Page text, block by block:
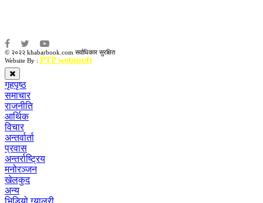
© २०२२ khabarbook.com सर्वाधिकार सुरक्षित
Website By : PTP webnsoft
गृहपृष्ठ
समाचार
राजनीति
आर्थिक
विचार
अन्तर्वार्ता
प्रवास
अन्तर्राष्ट्रिय
मनोरञ्जन
खेलकुद
अन्य